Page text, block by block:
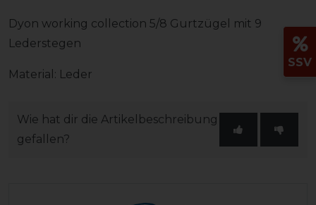
Dyon working collection 5/8 Gurtzügel mit 9
Lederstegen
Material: Leder
Wie hat dir die Artikelbeschreibung
gefallen?
SSV